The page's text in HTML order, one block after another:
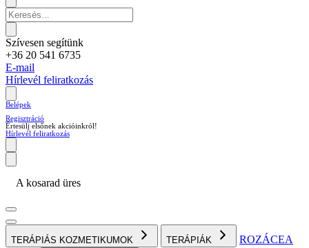
Szívesen segítünk
+36 20 541 6735
E-mail
Hírlevél feliratkozás
Belépek
Regisztráció
Értesülj elsőnek akcióinkról!
Hírlevél feliratkozás
A kosarad üres
TERÁPIÁS KOZMETIKUMOK TERÁPIÁK
ROZÁCEA